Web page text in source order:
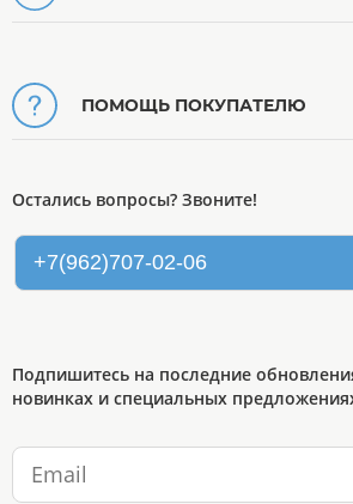
ПОМОЩЬ ПОКУПАТЕЛЮ
Остались вопросы? Звоните!
+7(962)707-02-06
Подпишитесь на последние
новинках и специальных